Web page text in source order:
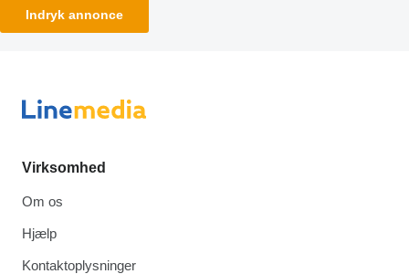
Indryk annonce
Virksomhed
Om os
Hjælp
Kontaktoplysninger